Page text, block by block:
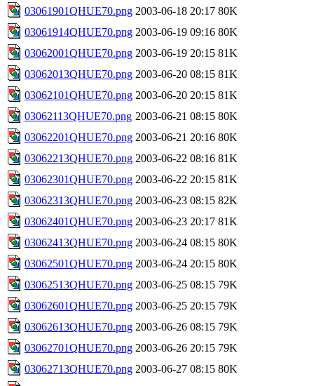
03061901QHUE70.png 2003-06-18 20:17 80K
03061914QHUE70.png 2003-06-19 09:16 80K
03062001QHUE70.png 2003-06-19 20:15 81K
03062013QHUE70.png 2003-06-20 08:15 81K
03062101QHUE70.png 2003-06-20 20:15 81K
03062113QHUE70.png 2003-06-21 08:15 80K
03062201QHUE70.png 2003-06-21 20:16 80K
03062213QHUE70.png 2003-06-22 08:16 81K
03062301QHUE70.png 2003-06-22 20:15 81K
03062313QHUE70.png 2003-06-23 08:15 82K
03062401QHUE70.png 2003-06-23 20:17 81K
03062413QHUE70.png 2003-06-24 08:15 80K
03062501QHUE70.png 2003-06-24 20:15 80K
03062513QHUE70.png 2003-06-25 08:15 79K
03062601QHUE70.png 2003-06-25 20:15 79K
03062613QHUE70.png 2003-06-26 08:15 79K
03062701QHUE70.png 2003-06-26 20:15 79K
03062713QHUE70.png 2003-06-27 08:15 80K